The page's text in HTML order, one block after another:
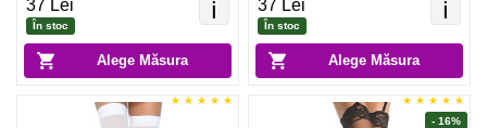
Alege Măsura
ℹ️
37 Lei
În stoc
Alege Măsura
ℹ️
37 Lei
În stoc
- 16%